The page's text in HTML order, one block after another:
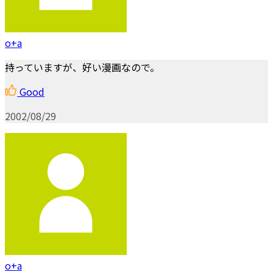
o+a
持っていますが、好い漫画なので。
Good
2002/08/29
o+a